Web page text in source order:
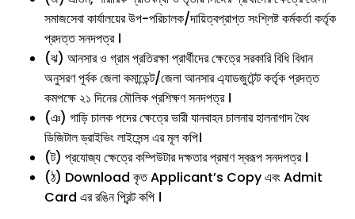
সমাজসেবা কার্যালয়ের উপ-পরিচালক/দায়িত্বপ্রাপ্ত সংশ্লিষ্ট কর্মকর্তা কর্তৃক
প্রদত্ত সনদপত্র ।
(ঝ) আনসার ও গ্রাম প্রতিরক্ষা প্রার্থীদের ক্ষেত্রে সরকারি বিধি বিধান
অনুসরণ পূর্বক জেলা কমান্ডেন্ট/জেলা আনসার এ্যাডজুটেন্ট কর্তৃক প্রদত্ত
কমপক্ষে ২১ দিনের মৌলিক প্রশিক্ষণ সনদপত্র ।
(ঞ) গাড়ি চালক পদের ক্ষেত্রে ভারী যানবাহন চালনার হালনাগাদ বৈধ
ডিজিটাল ড্রাইভিং লাইসেন্স এর মূল কপি।
(ট) প্রযোজ্য ক্ষেত্রে কম্পিউটার দক্ষতার প্রমাণ স্বরূপ সনদপত্র ।
(ঠ) Download কৃত Applicant’s Copy এবং Admit
Card এর রঙিন প্রিন্ট কপি ।